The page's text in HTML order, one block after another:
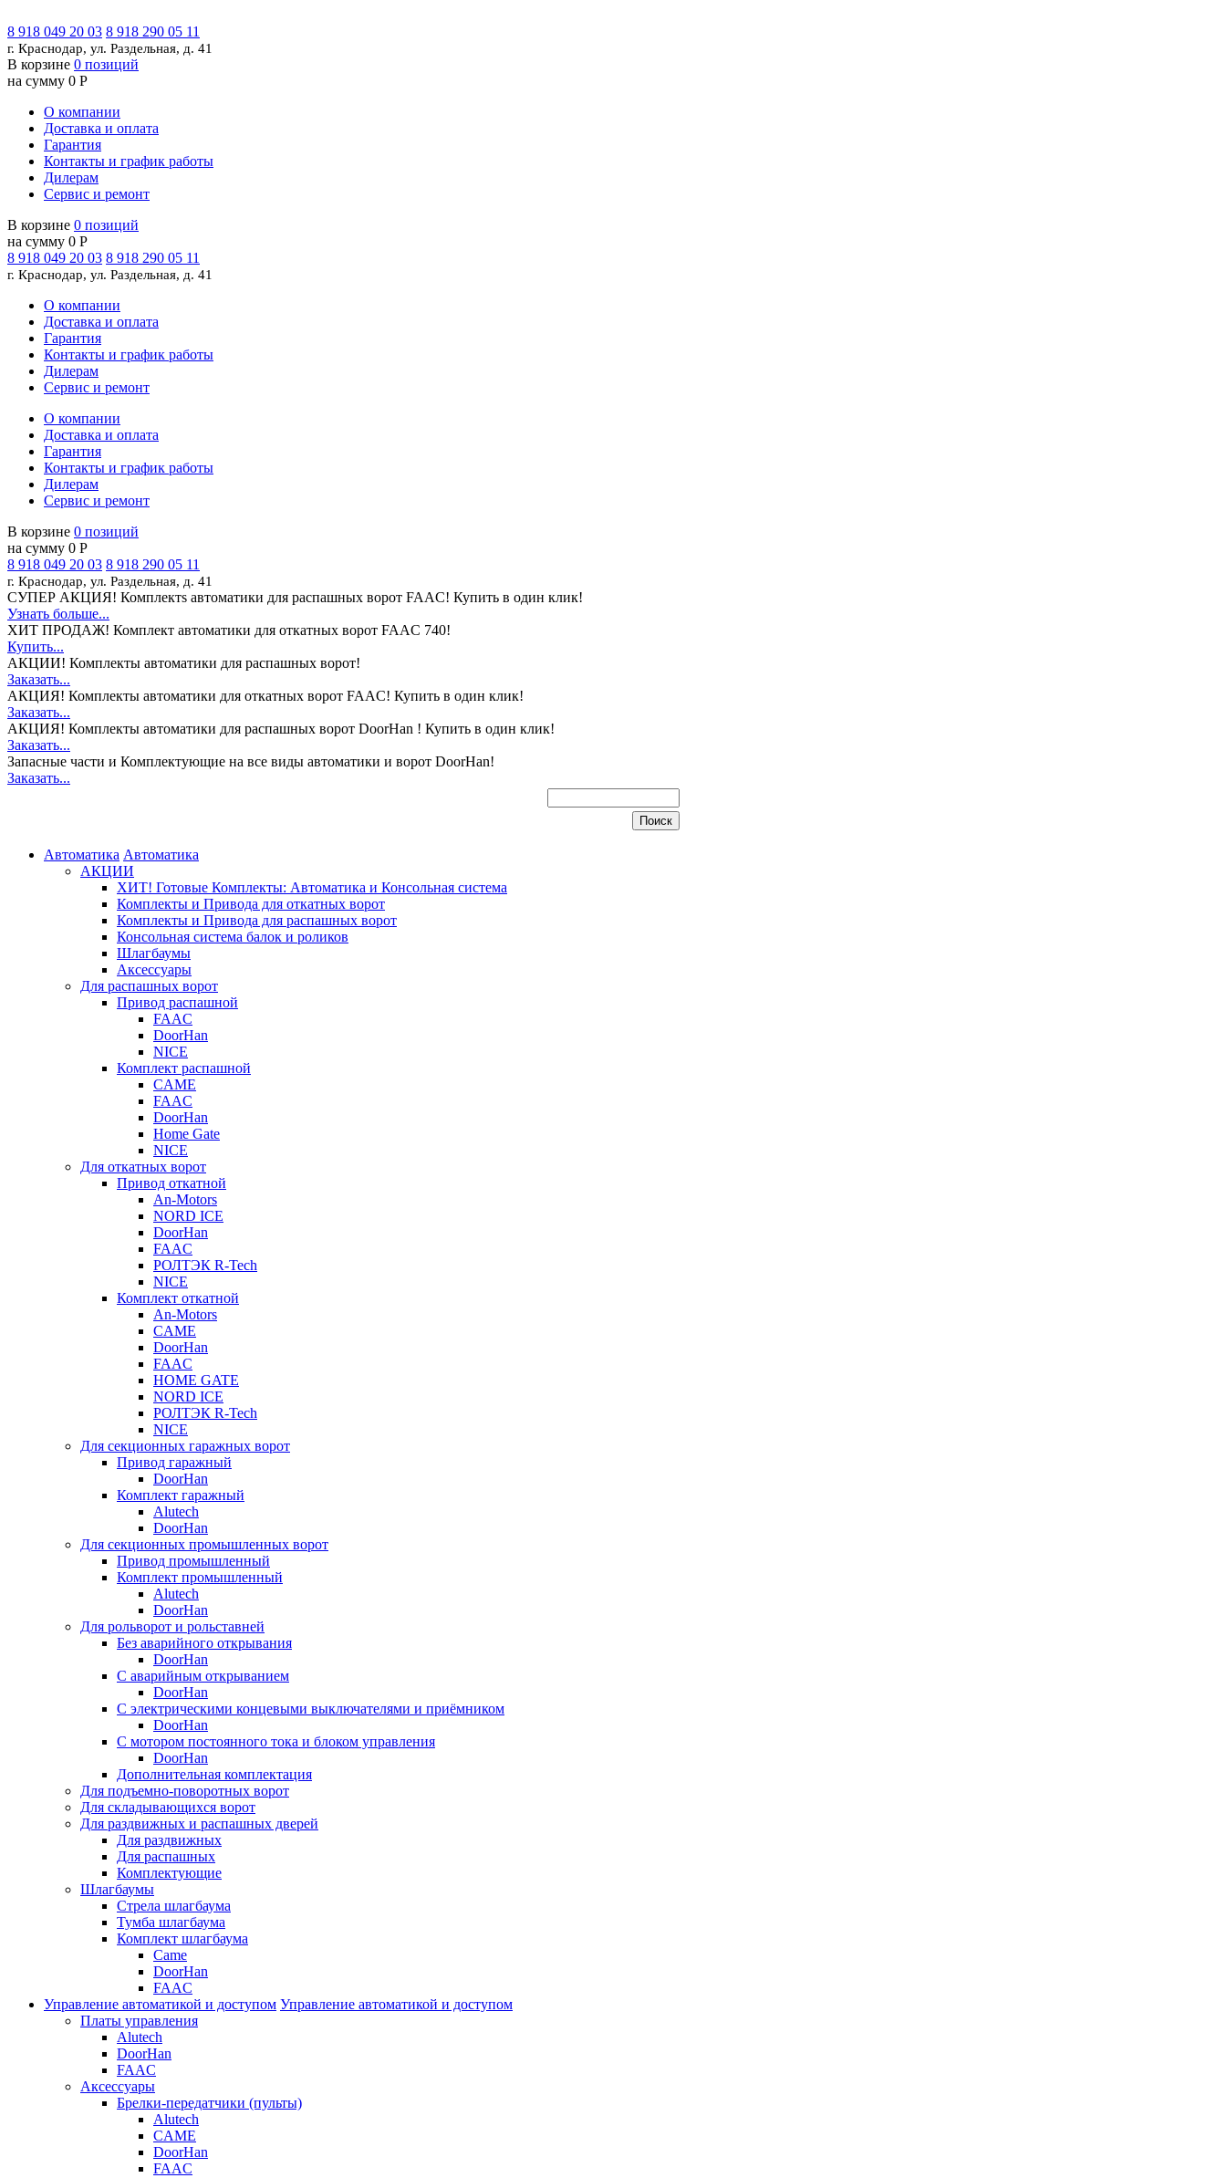
8 918 049 20 03 8 918 290 05 11
г. Краснодар, ул. Раздельная, д. 41
В корзине 0 позиций
на сумму 0 Р
О компании
Доставка и оплата
Гарантия
Контакты и график работы
Дилерам
Сервис и ремонт
В корзине 0 позиций
на сумму 0 Р
8 918 049 20 03 8 918 290 05 11
г. Краснодар, ул. Раздельная, д. 41
О компании
Доставка и оплата
Гарантия
Контакты и график работы
Дилерам
Сервис и ремонт
О компании
Доставка и оплата
Гарантия
Контакты и график работы
Дилерам
Сервис и ремонт
В корзине 0 позиций
на сумму 0 Р
8 918 049 20 03 8 918 290 05 11
г. Краснодар, ул. Раздельная, д. 41
СУПЕР АКЦИЯ! Комплектs автоматики для распашных ворот FAAC! Купить в один клик!
Узнать больше...
ХИТ ПРОДАЖ! Комплект автоматики для откатных ворот FAAC 740!
Купить...
АКЦИИ! Комплекты автоматики для распашных ворот!
Заказать...
АКЦИЯ! Комплекты автоматики для откатных ворот FAAC! Купить в один клик!
Заказать...
АКЦИЯ! Комплекты автоматики для распашных ворот DoorHan ! Купить в один клик!
Заказать...
Запасные части и Комплектующие на все виды автоматики и ворот DoorHan!
Заказать...
Автоматика Автоматика
АКЦИИ
ХИТ! Готовые Комплекты: Автоматика и Консольная система
Комплекты и Привода для откатных ворот
Комплекты и Привода для распашных ворот
Консольная система балок и роликов
Шлагбаумы
Аксессуары
Для распашных ворот
Привод распашной
FAAC
DoorHan
NICE
Комплект распашной
CAME
FAAC
DoorHan
Home Gate
NICE
Для откатных ворот
Привод откатной
An-Motors
NORD ICE
DoorHan
FAAC
РОЛТЭК R-Tech
NICE
Комплект откатной
An-Motors
CAME
DoorHan
FAAC
HOME GATE
NORD ICE
РОЛТЭК R-Tech
NICE
Для секционных гаражных ворот
Привод гаражный
DoorHan
Комплект гаражный
Alutech
DoorHan
Для секционных промышленных ворот
Привод промышленный
Комплект промышленный
Alutech
DoorHan
Для рольворот и рольставней
Без аварийного открывания
DoorHan
С аварийным открыванием
DoorHan
С электрическими концевыми выключателями и приёмником
DoorHan
С мотором постоянного тока и блоком управления
DoorHan
Дополнительная комплектация
Для подъемно-поворотных ворот
Для складывающихся ворот
Для раздвижных и распашных дверей
Для раздвижных
Для распашных
Комплектующие
Шлагбаумы
Стрела шлагбаума
Тумба шлагбаума
Комплект шлагбаума
Came
DoorHan
FAAC
Управление автоматикой и доступом Управление автоматикой и доступом
Платы управления
Alutech
DoorHan
FAAC
Аксессуары
Брелки-передатчики (пульты)
Alutech
CAME
DoorHan
FAAC